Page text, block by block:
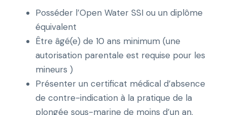
Posséder l’Open Water SSI ou un diplôme
équivalent
Être âgé(e) de 10 ans minimum (une
autorisation parentale est requise pour les
mineurs )
Présenter un certificat médical d’absence
de contre-indication à la pratique de la
plongée sous-marine de moins d’un an.